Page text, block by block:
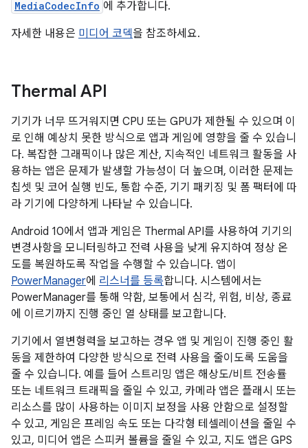
MediaCodecInfo 에 추가합니다.
자세한 내용은 미디어 코덱을 참조하세요.
Thermal API
기기가 너무 뜨거워지면 CPU 또는 GPU가 제한될 수 있으며 이
로 인해 예상치 못한 방식으로 앱과 게임에 영향을 줄 수 있습니
다. 복잡한 그래픽이나 많은 계산, 지속적인 네트워크 활동을 사
용하는 앱은 문제가 발생할 가능성이 더 높으며, 이러한 문제는
칩셋 및 코어 실행 빈도, 통합 수준, 기기 패키징 및 폼 팩터에 따
라 기기에 다양하게 나타날 수 있습니다.
Android 10에서 앱과 게임은 Thermal API를 사용하여 기기의
변경사항을 모니터링하고 전력 사용을 낮게 유지하여 정상 온
도를 복원하도록 작업을 수행할 수 있습니다. 앱이
PowerManager에 리스너를 등록합니다. 시스템에서는
PowerManager를 통해 약함, 보통에서 심각, 위험, 비상, 종료
에 이르기까지 진행 중인 열 상태를 보고합니다.
기기에서 열변형력을 보고하는 경우 앱 및 게임이 진행 중인 활
동을 제한하여 다양한 방식으로 전력 사용을 줄이도록 도움을
줄 수 있습니다. 예를 들어 스트리밍 앱은 해상도/비트 전송률
또는 네트워크 트래픽을 줄일 수 있고, 카메라 앱은 플래시 또는
리소스를 많이 사용하는 이미지 보정을 사용 안함으로 설정할
수 있고, 게임은 프레임 속도 또는 다각형 테셀레이션을 줄일 수
있고, 미디어 앱은 스피커 볼륨을 줄일 수 있고, 지도 앱은 GPS